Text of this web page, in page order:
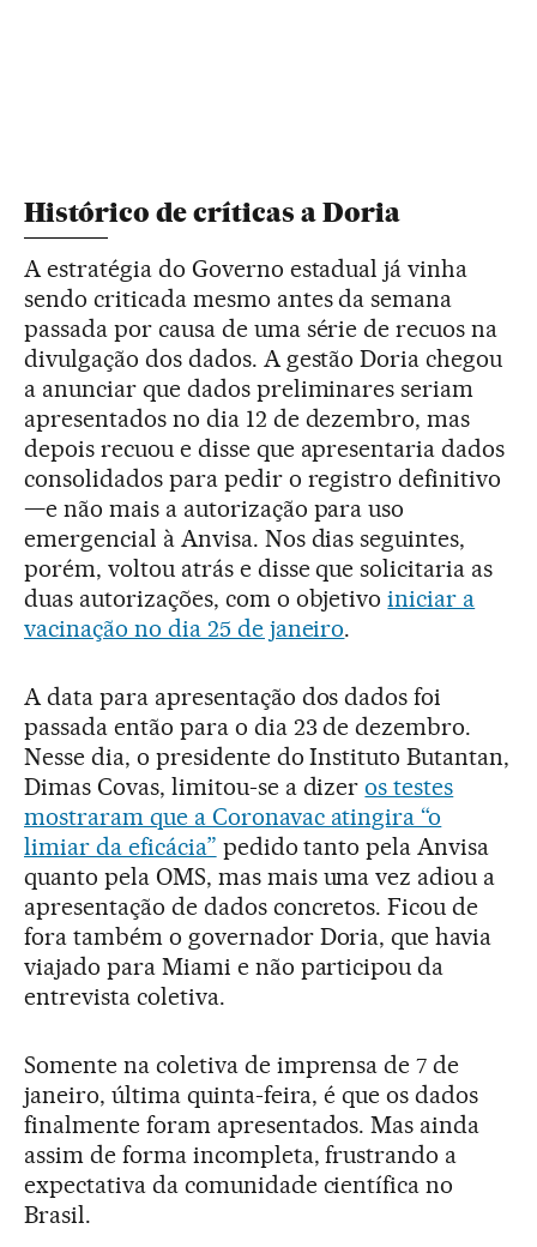
Histórico de críticas a Doria
A estratégia do Governo estadual já vinha
sendo criticada mesmo antes da semana
passada por causa de uma série de recuos na
divulgação dos dados. A gestão Doria chegou
a anunciar que dados preliminares seriam
apresentados no dia 12 de dezembro, mas
depois recuou e disse que apresentaria dados
consolidados para pedir o registro definitivo
—e não mais a autorização para uso
emergencial à Anvisa. Nos dias seguintes,
porém, voltou atrás e disse que solicitaria as
duas autorizações, com o objetivoiniciar a
vacinação no dia 25 de janeiro.
A data para apresentação dos dados foi
passada então para o dia 23 de dezembro.
Nesse dia, o presidente do Instituto Butantan,
Dimas Covas, limitou-se a dizeros testes
mostraram que a Coronavac atingira “o
limiar da eficácia” pedido tanto pela Anvisa
quanto pela OMS, mas mais uma vez adiou a
apresentação de dados concretos. Ficou de
fora também o governador Doria, que havia
viajado para Miami e não participou da
entrevista coletiva.
Somente na coletiva de imprensa de 7 de
janeiro, última quinta-feira, é que os dados
finalmente foram apresentados. Mas ainda
assim de forma incompleta, frustrando a
expectativa da comunidade científica no
Brasil.